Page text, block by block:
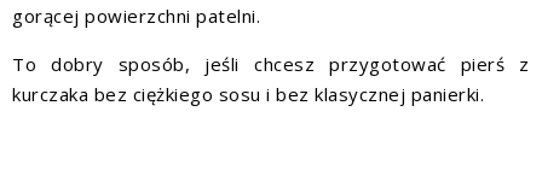
gorącej powierzchni patelni.
To dobry sposób, jeśli chcesz przygotować pierś z
kurczaka bez ciężkiego sosu i bez klasycznej panierki.